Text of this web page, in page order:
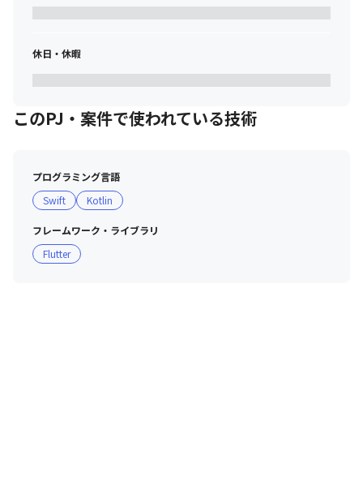
休日・休暇
このPJ・案件で使われている技術
プログラミング言語
Swift
Kotlin
フレームワーク・ライブラリ
Flutter